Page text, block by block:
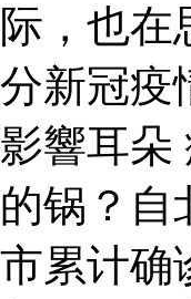
际，也
分新冠疫
影響耳朵
的锅？自
市累计确